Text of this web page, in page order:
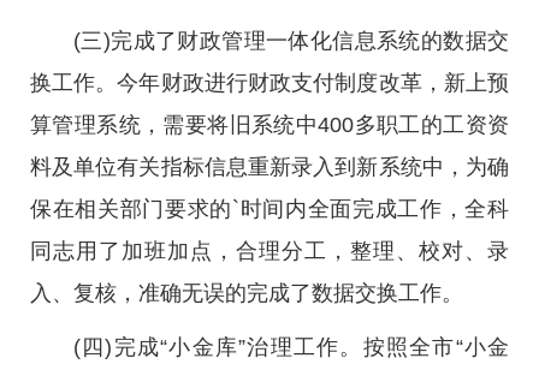
(三)完成了财政管理一体化信息系统的数据交
换工作。今年财政进行财政支付制度改革，新上预
算管理系统，需要将旧系统中400多职工的工资资
料及单位有关指标信息重新录入到新系统中，为确
保在相关部门要求的`时间内全面完成工作，全科
同志用了加班加点，合理分工，整理、校对、录
入、复核，准确无误的完成了数据交换工作。
(四)完成“小金库”治理工作。按照全市“小金